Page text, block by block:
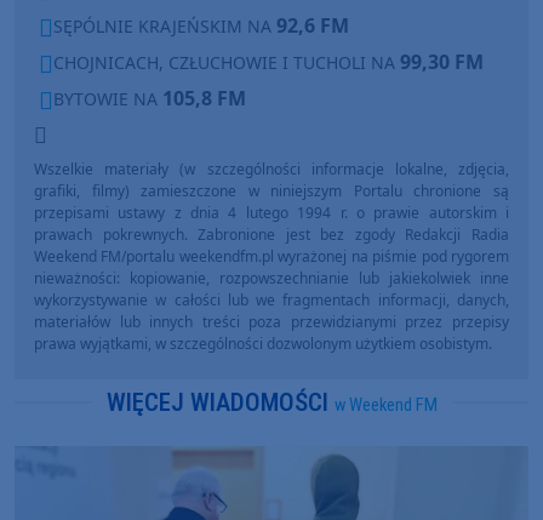
SĘPÓLNIE KRAJEŃSKIM NA 92,6 FM
CHOJNICACH, CZŁUCHOWIE I TUCHOLI NA 99,30 FM
BYTOWIE NA 105,8 FM
Wszelkie materiały (w szczególności informacje lokalne, zdjęcia,
grafiki, filmy) zamieszczone w niniejszym Portalu chronione są
przepisami ustawy z dnia 4 lutego 1994 r. o prawie autorskim i
prawach pokrewnych. Zabronione jest bez zgody Redakcji Radia
Weekend FM/portalu weekendfm.pl wyrażonej na piśmie pod rygorem
nieważności: kopiowanie, rozpowszechnianie lub jakiekolwiek inne
wykorzystywanie w całości lub we fragmentach informacji, danych,
materiałów lub innych treści poza przewidzianymi przez przepisy
prawa wyjątkami, w szczególności dozwolonym użytkiem osobistym.
WIĘCEJ WIADOMOŚCI w Weekend FM